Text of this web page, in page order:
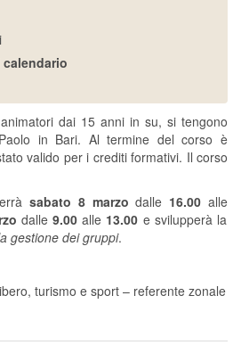
dai 15 anni in su, si tengono
in Bari. Al termine del corso è
valido per i crediti formativi. Il corso
sabato 8 marzodalle 16.00alle
dalle9.00alle 13.00 e svilupperà la
gestione dei gruppi.
turismo e sport – referente zonale